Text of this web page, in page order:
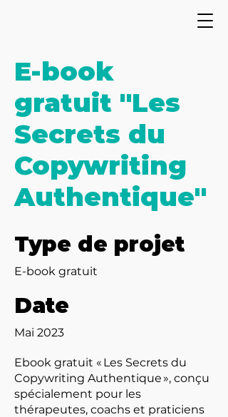
E-book
gratuit "Les
Secrets du
Copywriting
Authentique"
Type de projet
E-book gratuit
Date
Mai 2023
Ebook gratuit « Les Secrets du
Copywriting Authentique », conçu
spécialement pour les
thérapeutes, coachs et praticiens